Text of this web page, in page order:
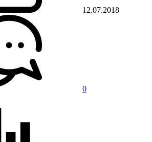
12.07.2018
0